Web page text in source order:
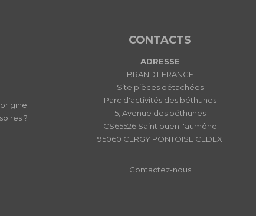
?
CONTACTS
ADRESSE
BRANDT FRANCE
Site pièces détachées
Parc d'activités des béthunes
5, Avenue des béthunes
CS65526 Saint ouen l'aumône
95060 CERGY PONTOISE CEDEX
Contactez-nous